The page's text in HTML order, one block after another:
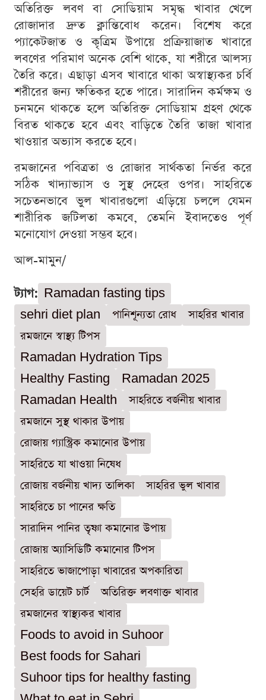
অতিরিক্ত লবণ বা সোডিয়াম সমৃদ্ধ খাবার খেলে
রোজাদার দ্রুত ক্লান্তিবোধ করেন। বিশেষ করে
প্যাকেটজাত ও কৃত্রিম উপায়ে প্রক্রিয়াজাত খাবারে
লবণের পরিমাণ অনেক বেশি থাকে, যা শরীরে আলস্য
তৈরি করে। এছাড়া এসব খাবারে থাকা অস্বাস্থ্যকর চর্বি
শরীরের জন্য ক্ষতিকর হতে পারে। সারাদিন কর্মক্ষম ও
চনমনে থাকতে হলে অতিরিক্ত সোডিয়াম গ্রহণ থেকে
বিরত থাকতে হবে এবং বাড়িতে তৈরি তাজা খাবার
খাওয়ার অভ্যাস করতে হবে।
রমজানের পবিত্রতা ও রোজার সার্থকতা নির্ভর করে
সঠিক খাদ্যাভ্যাস ও সুস্থ দেহের ওপর। সাহরিতে
সচেতনভাবে ভুল খাবারগুলো এড়িয়ে চললে যেমন
শারীরিক জটিলতা কমবে, তেমনি ইবাদতেও পূর্ণ
মনোযোগ দেওয়া সম্ভব হবে।
আল-মামুন/
ট্যাগ: Ramadan fasting tips
sehri diet plan
পানিশূন্যতা রোধ
সাহরির খাবার
রমজানে স্বাস্থ্য টিপস
Ramadan Hydration Tips
Healthy Fasting
Ramadan 2025
Ramadan Health
সাহরিতে বর্জনীয় খাবার
রমজানে সুস্থ থাকার উপায়
রোজায় গ্যাস্ট্রিক কমানোর উপায়
সাহরিতে যা খাওয়া নিষেধ
রোজায় বর্জনীয় খাদ্য তালিকা
সাহরির ভুল খাবার
সাহরিতে চা পানের ক্ষতি
সারাদিন পানির তৃষ্ণা কমানোর উপায়
রোজায় অ্যাসিডিটি কমানোর টিপস
সাহরিতে ভাজাপোড়া খাবারের অপকারিতা
সেহরি ডায়েট চার্ট
অতিরিক্ত লবণাক্ত খাবার
রমজানের স্বাস্থ্যকর খাবার
Foods to avoid in Suhoor
Best foods for Sahari
Suhoor tips for healthy fasting